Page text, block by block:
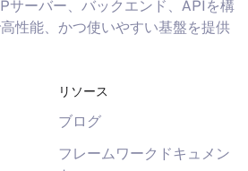
サーバー、バックエンド、APIを構
性能、かつ使いやすい基盤を提供
リソース
ブログ
フレームワークドキュメン